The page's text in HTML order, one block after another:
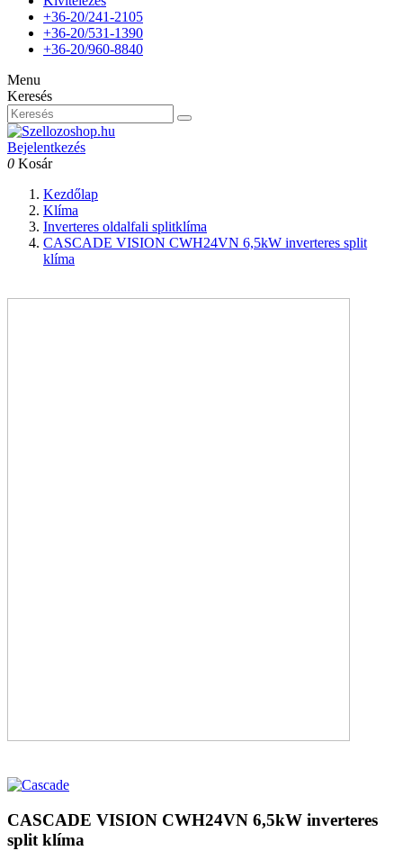
+36-20/241-2105
+36-20/531-1390
+36-20/960-8840
Menu
Keresés
Bejelentkezés
0 Kosár
Kezdőlap
Klíma
Inverteres oldalfali splitklíma
CASCADE VISION CWH24VN 6,5kW inverteres split
klíma
CASCADE VISION CWH24VN 6,5kW inverteres
split klíma